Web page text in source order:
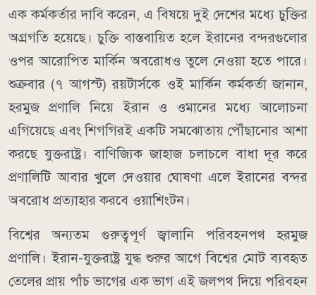
এক কর্মকর্তার দাবি করেন, এ বিষয়ে দুই দেশের মধ্যে চুক্তির
অগ্রগতি হয়েছে। চুক্তি বাস্তবায়িত হলে ইরানের বন্দরগুলোর
ওপর আরোপিত মার্কিন অবরোধও তুলে নেওয়া হতে পারে।
শুক্রবার (৭ আগস্ট) রয়টার্সকে ওই মার্কিন কর্মকর্তা জানান,
হরমুজ প্রণালি নিয়ে ইরান ও ওমানের মধ্যে আলোচনা
এগিয়েছে এবং শিগগিরই একটি সমঝোতায় পৌঁছানোর আশা
করছে যুক্তরাষ্ট্র। বাণিজ্যিক জাহাজ চলাচলে বাধা দূর করে
প্রণালিটি আবার খুলে দেওয়ার ঘোষণা এলে ইরানের বন্দর
অবরোধ প্রত্যাহার করবে ওয়াশিংটন।
বিশ্বের অন্যতম গুরুত্বপূর্ণ জ্বালানি পরিবহনপথ হরমুজ
প্রণালি। ইরান-যুক্তরাষ্ট্র যুদ্ধ শুরুর আগে বিশ্বের মোট ব্যবহৃত
তেলের প্রায় পাঁচ ভাগের এক ভাগ এই জলপথ দিয়ে পরিবহন